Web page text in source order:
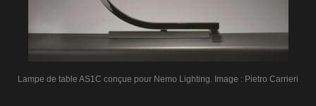
Lampe de table AS1C conçue pour Nemo Lighting. Image : Pietro Carrieri